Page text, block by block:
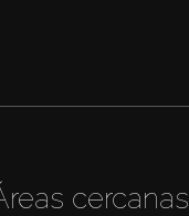
cercanas